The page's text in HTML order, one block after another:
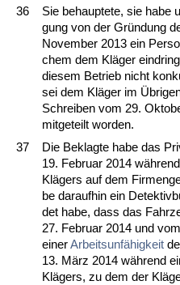
36
Sie be­haup­te­te, sie ha­be
gung von der Gründung
No­vem­ber 2013 ein
chem dem Kläger
die­sem Be­trieb nicht
sei dem Kläger im
Schrei­ben vom 29.
mit­ge­teilt wor­den.
37
Die Be­klag­te ha­be das
19. Fe­bru­ar 2014
Klägers auf dem
be dar­auf­hin ein
det ha­be, dass das
27. Fe­bru­ar 2014 und
ei­nerAr­beits­unfähig­keit
13. März 2014 während
Klägers, zu dem der